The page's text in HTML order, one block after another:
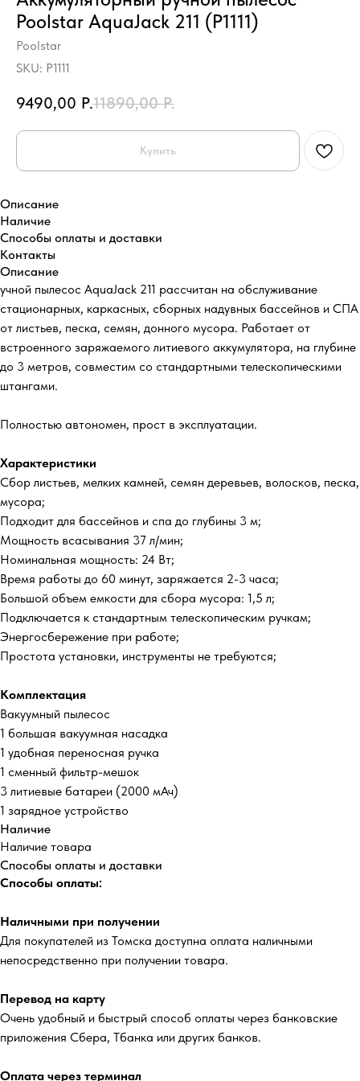
Poolstar AquaJack 211 (P1111)
Poolstar
SKU: P1111
9490,00 Р.11890,00 Р.
Купить
Описание
Наличие
Способы оплаты и доставки
Контакты
Описание
учной пылесос AquaJack 211 рассчитан на обслуживание
стационарных, каркасных, сборных надувных бассейнов и СПА
от листьев, песка, семян, донного мусора. Работает от
встроенного заряжаемого литиевого аккумулятора, на глубине
до 3 метров, совместим со стандартными телескопическими
штангами.
Полностью автономен, прост в эксплуатации.
Характеристики
Сбор листьев, мелких камней, семян деревьев, волосков, песка,
мусора;
Подходит для бассейнов и спа до глубины 3 м;
Мощность всасывания 37 л/мин;
Номинальная мощность: 24 Вт;
Время работы до 60 минут, заряжается 2-3 часа;
Большой объем емкости для сбора мусора: 1,5 л;
Подключается к стандартным телескопическим ручкам;
Энергосбережение при работе;
Простота установки, инструменты не требуются;
Комплектация
Вакуумный пылесос
1 большая вакуумная насадка
1 удобная переносная ручка
1 сменный фильтр-мешок
3 литиевые батареи (2000 мАч)
1 зарядное устройство
Наличие
Наличие товара
Способы оплаты и доставки
Способы оплаты:
Наличными при получении
Для покупателей из Томска доступна оплата наличными
непосредственно при получении товара.
Перевод на карту
Очень удобный и быстрый способ оплаты через банковские
приложения Сбера, Тбанка или других банков.
Оплата через терминал